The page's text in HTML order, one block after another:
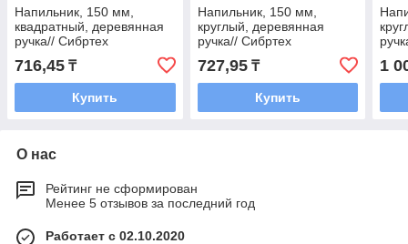
Напильник, 150 мм,
квадратный, деревянная
ручка// Сибртех
716,45 ₸
Купить
Напильник, 150 мм,
круглый, деревянная
ручка// Сибртех
727,95₸
Купить
1
О нас
Рейтинг не сформирован
Менее 5 отзывов за последний год
Работает с 02.10.2020